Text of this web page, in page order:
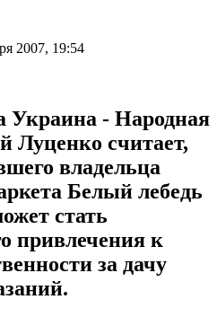
2007, 19:54
Украина - Народная
Луценко считает,
владельца
Белый лебедь
стать
привлечения к
за дачу